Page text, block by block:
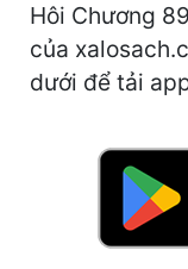
Dã Sử
Dị Giới
Hôi Chương
của
dưới để tải